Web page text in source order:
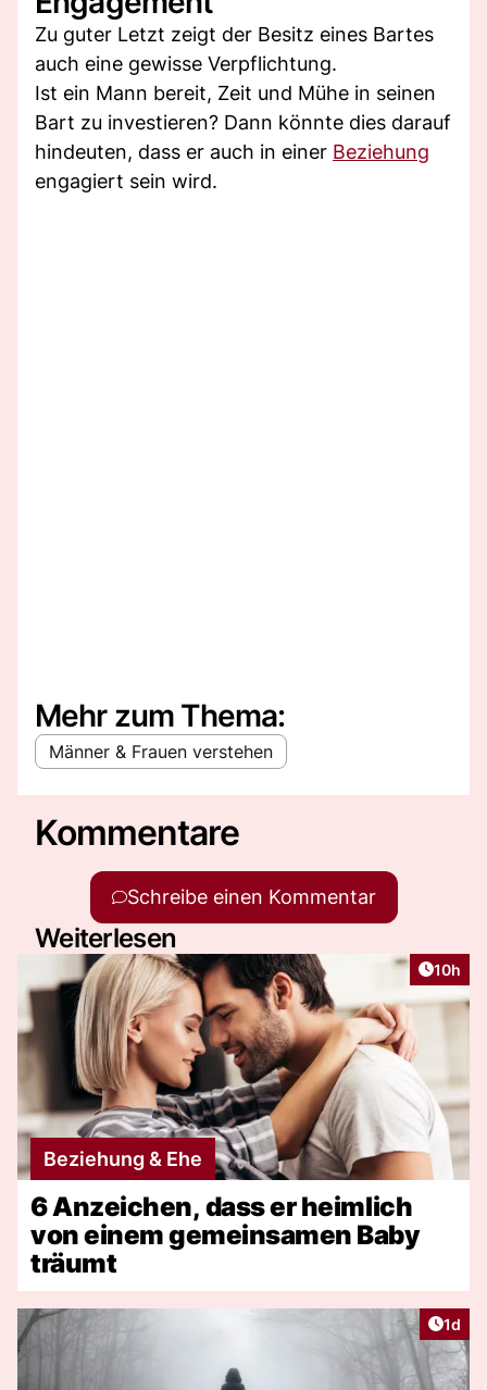
Zu guter Letzt zeigt der Besitz eines Bartes
auch eine gewisse Verpflichtung.
Ist ein Mann bereit, Zeit und Mühe in seinen
Bart zu investieren? Dann könnte dies darauf
hindeuten, dass er auch in einer Beziehung
engagiert sein wird.
Mehr zum Thema:
Männer & Frauen verstehen
Kommentare
Schreibe einen Kommentar
Weiterlesen
Artikel
10h
Beziehung & Ehe
6 Anzeichen, dass er heimlich
von einem gemeinsamen Baby
träumt
1d